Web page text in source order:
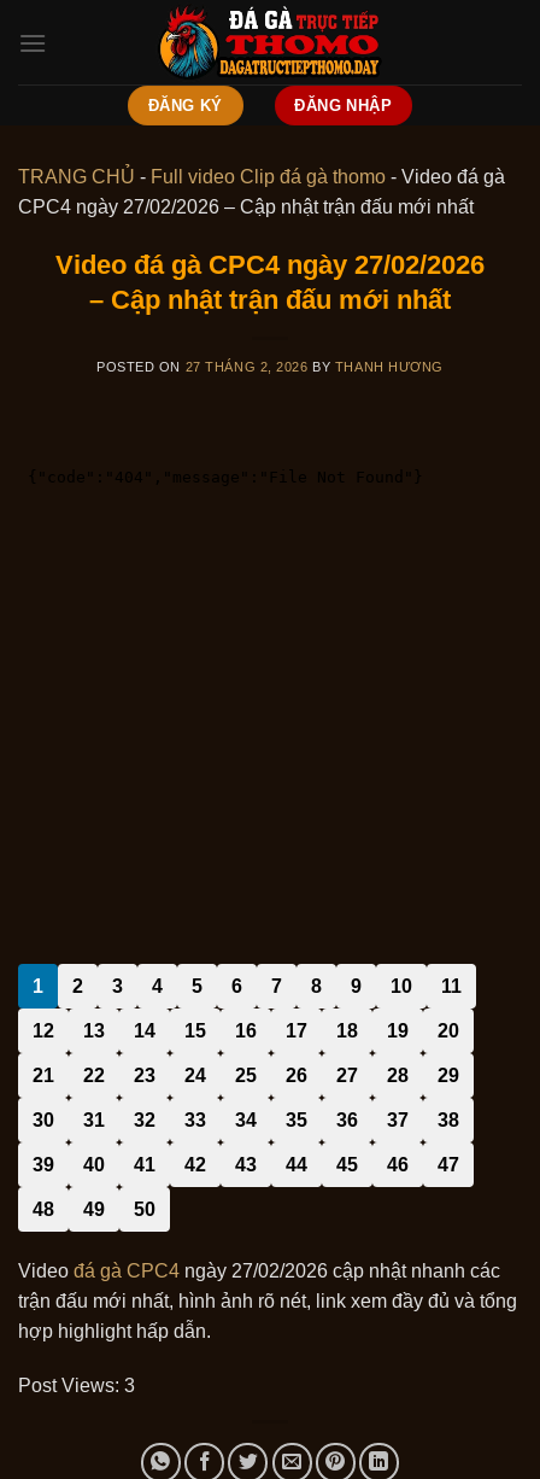
ĐĂNG KÝ ĐĂNG NHẬP
TRANG CHỦ - Full video Clip đá gà thomo - Video đá gà
CPC4 ngày 27/02/2026 – Cập nhật trận đấu mới nhất
Video đá gà CPC4 ngày 27/02/2026
– Cập nhật trận đấu mới nhất
POSTED ON 27 THÁNG 2, 2026 BY THANH HƯƠNG
1 2 3 4 5 6 7 8 9 10 11
12 13 14 15 16 17 18 19 20
21 22 23 24 25 26 27 28 29
30 31 32 33 34 35 36 37 38
39 40 41 42 43 44 45 46 47
48 49 50
Video đá gà CPC4 ngày 27/02/2026 cập nhật nhanh các
trận đấu mới nhất, hình ảnh rõ nét, link xem đầy đủ và tổng
hợp highlight hấp dẫn.
Post Views: 3